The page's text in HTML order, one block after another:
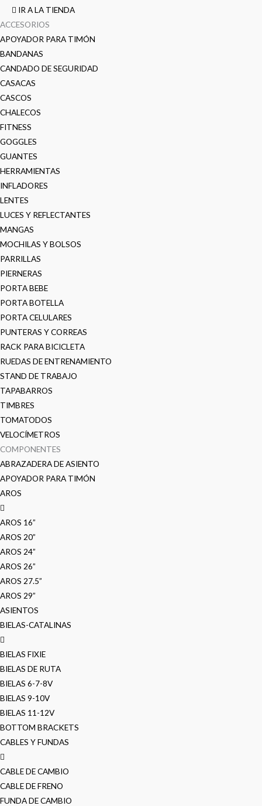
IR A LA TIENDA
ACCESORIOS
APOYADOR PARA TIMÓN
BANDANAS
CANDADO DE SEGURIDAD
CASACAS
CASCOS
CHALECOS
FITNESS
GOGGLES
GUANTES
HERRAMIENTAS
INFLADORES
LENTES
LUCES Y REFLECTANTES
MANGAS
MOCHILAS Y BOLSOS
PARRILLAS
PIERNERAS
PORTA BEBE
PORTA BOTELLA
PORTA CELULARES
PUNTERAS Y CORREAS
RACK PARA BICICLETA
RUEDAS DE ENTRENAMIENTO
STAND DE TRABAJO
TAPABARROS
TIMBRES
TOMATODOS
VELOCÍMETROS
COMPONENTES
ABRAZADERA DE ASIENTO
APOYADOR PARA TIMÓN
AROS
AROS 16”
AROS 20”
AROS 24”
AROS 26”
AROS 27.5”
AROS 29”
ASIENTOS
BIELAS-CATALINAS
BIELAS FIXIE
BIELAS DE RUTA
BIELAS 6-7-8V
BIELAS 9-10V
BIELAS 11-12V
BOTTOM BRACKETS
CABLES Y FUNDAS
CABLE DE CAMBIO
CABLE DE FRENO
FUNDA DE CAMBIO